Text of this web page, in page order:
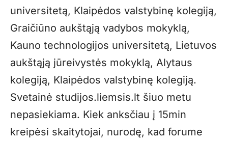
universitetą, Klaipėdos valstybinę kolegiją,
Graičiūno aukštąją vadybos mokyklą,
Kauno technologijos universitetą, Lietuvos
aukštąją jūreivystės mokyklą, Alytaus
kolegiją, Klaipėdos valstybinę kolegiją.
Svetainė studijos.liemsis.lt šiuo metu
nepasiekiama. Kiek anksčiau į 15min
kreipėsi skaitytojai, nurodę, kad forume